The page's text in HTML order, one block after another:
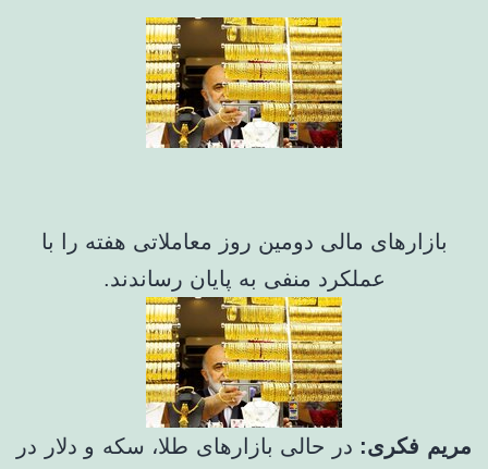
بازارهای مالی دومین روز معاملاتی هفته را با
عملکرد منفی به پایان رساندند.
مریم فکری: در حالی بازارهای طلا، سکه و دلار در